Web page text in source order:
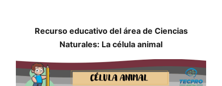
Recurso educativo del área de Ciencias
Naturales: La célula animal